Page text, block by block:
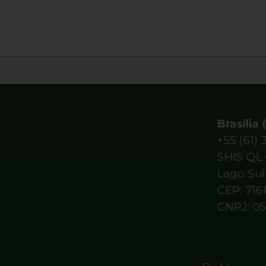
Brasília
+55 (61)
SHIS QL
Lago
CEP:
CNPJ: